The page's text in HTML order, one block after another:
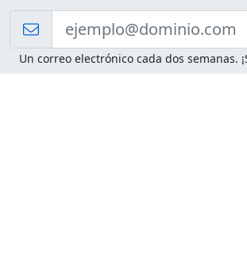
Un correo electrónico cada dos semanas.